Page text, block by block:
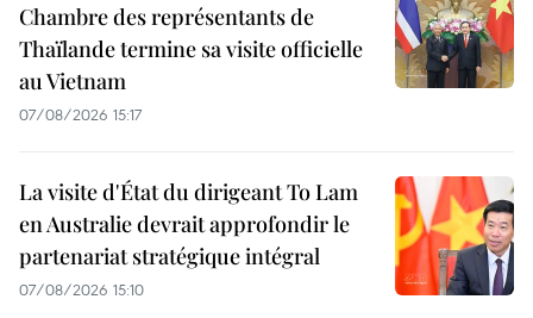
Chambre des représentants de
Thaïlande termine sa visite officielle
au Vietnam
07/08/2026 15:17
La visite d'État du dirigeant To Lam
en Australie devrait approfondir le
partenariat stratégique intégral
07/08/2026 15:10